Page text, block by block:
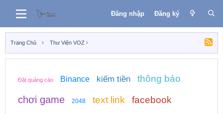
Đăng nhập Đăng ký
Trang Chủ Thư Viện VOZ
Đặt quảng cáo Binance kiếm tiền thông báo
chơi game 2048 text link facebook